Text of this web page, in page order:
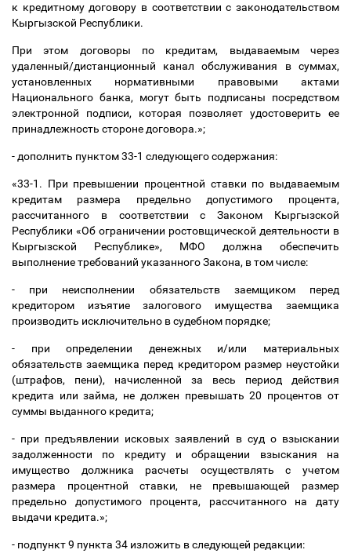
к кредитному договору в соответствии с законодательством
Кыргызской Республики.
При этом договоры по кредитам, выдаваемым через
удаленный/дистанционный канал обслуживания в суммах,
установленных нормативными правовыми актами
Национального банка, могут быть подписаны посредством
электронной подписи, которая позволяет удостоверить ее
принадлежность стороне договора.»;
- дополнить пунктом 33-1 следующего содержания:
«33-1. При превышении процентной ставки по выдаваемым
кредитам размера предельно допустимого процента,
рассчитанного в соответствии с Законом Кыргызской
Республики «Об ограничении ростовщической деятельности в
Кыргызской Республике», МФО должна обеспечить
выполнение требований указанного Закона, в том числе:
- при неисполнении обязательств заемщиком перед
кредитором изъятие залогового имущества заемщика
производить исключительно в судебном порядке;
- при определении денежных и/или материальных
обязательств заемщика перед кредитором размер неустойки
(штрафов, пени), начисленной за весь период действия
кредита или займа, не должен превышать 20 процентов от
суммы выданного кредита;
- при предъявлении исковых заявлений в суд о взыскании
задолженности по кредиту и обращении взыскания на
имущество должника расчеты осуществлять с учетом
размера процентной ставки, не превышающей размер
предельно допустимого процента, рассчитанного на дату
выдачи кредита.»;
- подпункт 9 пункта 34 изложить в следующей редакции: